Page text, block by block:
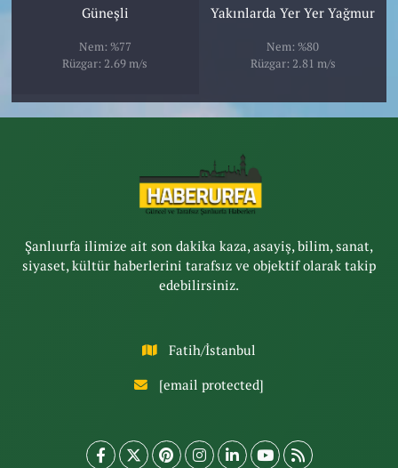
Güneşli
Nem: %77
Rüzgar: 2.69 m/s
Yakınlarda Yer Yer Yağmur
Nem: %80
Rüzgar: 2.81 m/s
Şanlıurfa ilimize ait son dakika kaza, asayiş, bilim, sanat,
siyaset, kültür haberlerini tarafsız ve objektif olarak takip
edebilirsiniz.
Fatih/İstanbul
[email protected]